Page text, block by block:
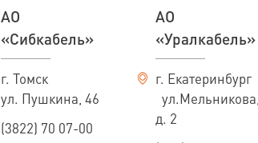
АО
«Сибкабель»
г. Томск
ул. Пушкина, 46
(3822) 70 07-00
АО
«Уралкабель»
г. Екатеринбург
ул.Мельникова,
д. 2